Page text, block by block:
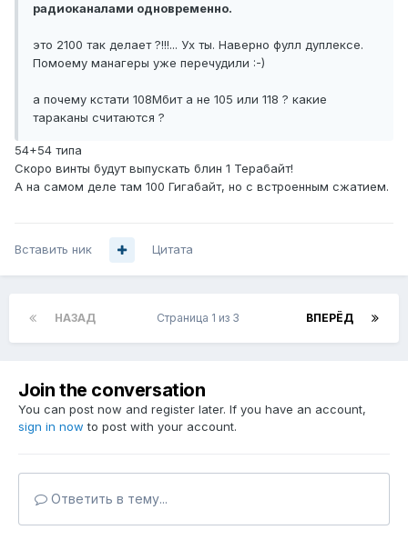
радиоканалами одновременно.
это 2100 так делает ?!!!... Ух ты. Наверно фулл дуплексе.
Помоему манагеры уже перечудили :-)
а почему кстати 108Мбит а не 105 или 118 ? какие
тараканы считаются ?
54+54 типа
Скоро винты будут выпускать блин 1 Терабайт!
А на самом деле там 100 Гигабайт, но с встроенным сжатием.
Вставить ник Цитата
НАЗАД ВПЕРЁД
Страница 1 из 3
Join the conversation
You can post now and register later. If you have an account,
sign in now to post with your account.
Ответить в тему...